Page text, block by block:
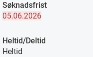
Søknadsfrist
05.06.2026
Heltid/Deltid
Heltid